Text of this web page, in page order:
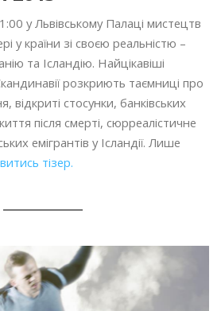
у Львівському Палаці мистецтв
у країни зі своєю реальністю –
та Ісландію. Найцікавіші
розкриють таємниці про
відкриті стосунки, банківських
після смерті, сюрреалістичне
емігрантів у Ісландії. Лише
тізер.